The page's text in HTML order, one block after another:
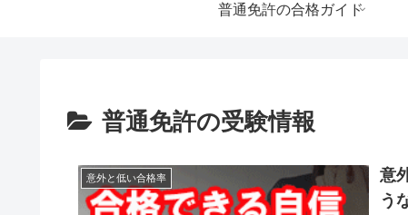
普通免許の合格ガイド
普通免許の受験情報
意外と低い合格率
意
う